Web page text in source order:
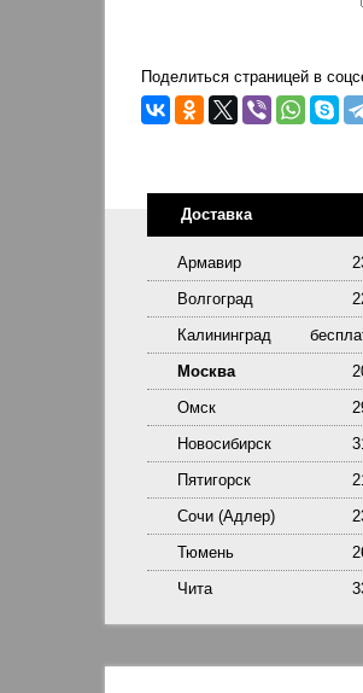
Поделиться страницей в
Доставка
Армавир
Волгоград
Калининград
Москва
Омск
Новосибирск
Пятигорск
Сочи (Адлер)
Тюмень
Чита